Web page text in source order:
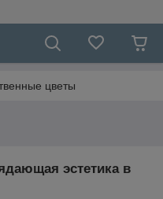
цветы
эстетика в